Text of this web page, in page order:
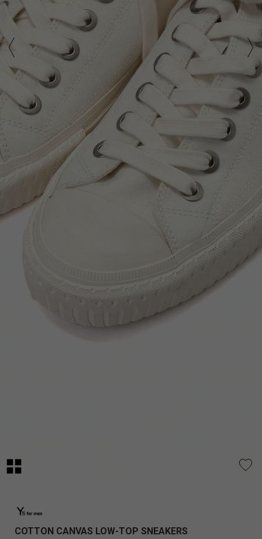
COTTON CANVAS LOW-TOP SNEAKERS